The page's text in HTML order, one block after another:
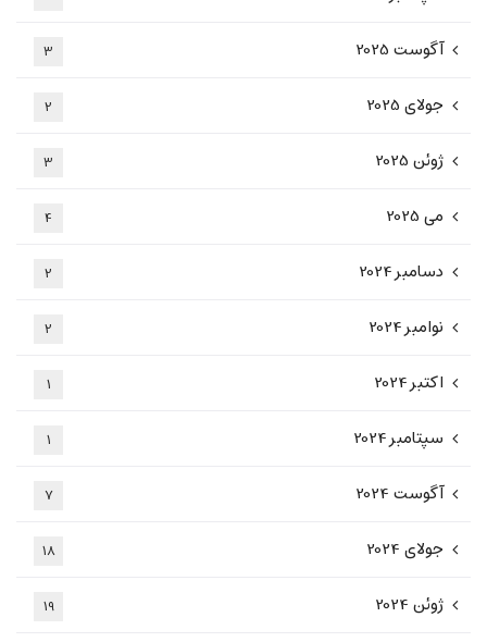
آگوست 2025 3
جولای 2025 2
ژوئن 2025 3
می 2025 4
دسامبر 2024 2
نوامبر 2024 2
اکتبر 2024 1
سپتامبر 2024 1
آگوست 2024 7
جولای 2024 18
ژوئن 2024 19